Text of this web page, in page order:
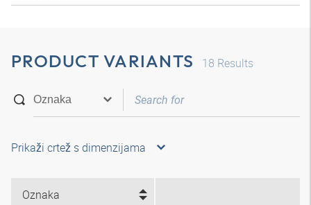
PRODUCT VARIANTS 18 Results
Prikaži crtež s dimenzijama
Oznaka